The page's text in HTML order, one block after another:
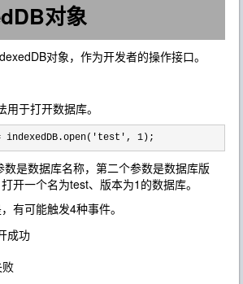
对象
对象，作为开发者的操作接口。
于打开数据库。
indexedDB.open('test', 1);
是数据库名称，第二个参数是数据库版
开一个名为test、版本为1的数据库。
有可能触发4种事件。
成功